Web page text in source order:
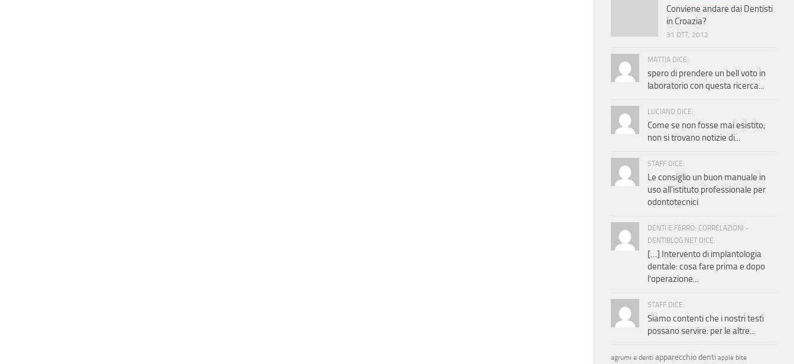
Conviene andare dai Dentisti
in Croazia?
31 OTT, 2012
MATTIA DICE:
spero di prendere un bell voto in
laboratorio con questa ricerca...
LUCIANO DICE:
Come se non fosse mai esistito;
non si trovano notizie di...
STAFF DICE:
Le consiglio un buon manuale in
uso all'istituto professionale per
odontotecnici
DENTI E FERRO: CORRELAZIONI -
DENTIBLOG.NET DICE:
[…] Intervento di implantologia
dentale: cosa fare prima e dopo
l’operazione...
STAFF DICE:
Siamo contenti che i nostri testi
possano servire: per le altre...
agrumi e denti apparecchio denti apple bite